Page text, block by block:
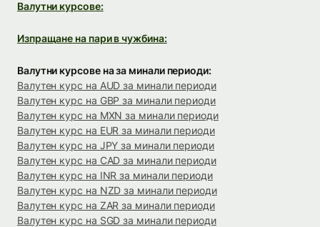
Валутни курсове:
Изпращане на пари в чужбина:
Валутни курсове на за минали периоди:
Валутен курс на AUD за минали периоди
Валутен курс на GBP за минали периоди
Валутен курс на MXN за минали периоди
Валутен курс на EUR за минали периоди
Валутен курс на JPY за минали периоди
Валутен курс на CAD за минали периоди
Валутен курс на INR за минали периоди
Валутен курс на NZD за минали периоди
Валутен курс на ZAR за минали периоди
Валутен курс на SGD за минали периоди